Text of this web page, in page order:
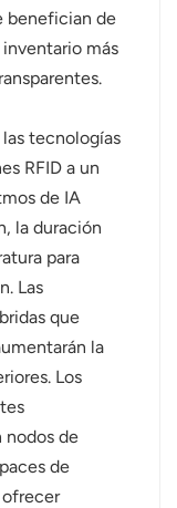
benefician de
más
tecnologías
RFID a un
de IA
la duración
para
Las
que
la
Los
nodos de
de